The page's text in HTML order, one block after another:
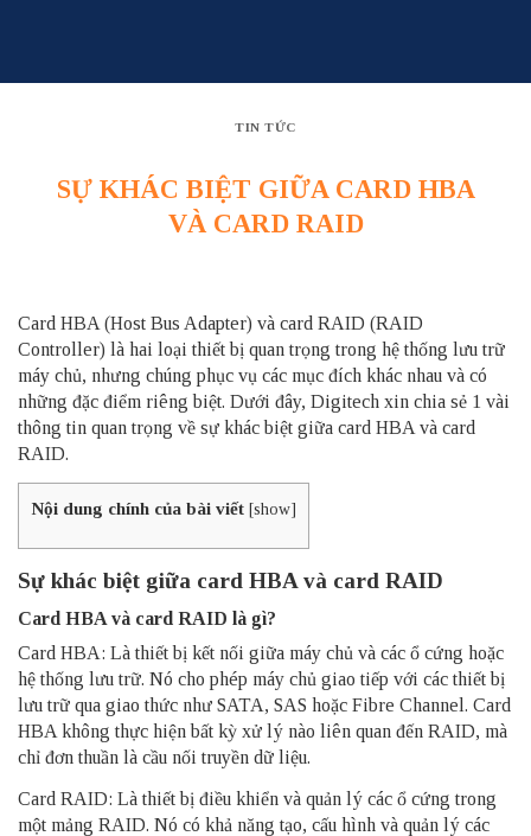
TIN TỨC
SỰ KHÁC BIỆT GIỮA CARD HBA
VÀ CARD RAID
Card HBA (Host Bus Adapter) và card RAID (RAID
Controller) là hai loại thiết bị quan trọng trong hệ thống lưu trữ
máy chủ, nhưng chúng phục vụ các mục đích khác nhau và có
những đặc điểm riêng biệt. Dưới đây, Digitech xin chia sẻ 1 vài
thông tin quan trọng về sự khác biệt giữa card HBA và card
RAID.
Nội dung chính của bài viết [show]
Sự khác biệt giữa card HBA và card RAID
Card HBA và card RAID là gì?
Card HBA: Là thiết bị kết nối giữa máy chủ và các ổ cứng hoặc
hệ thống lưu trữ. Nó cho phép máy chủ giao tiếp với các thiết bị
lưu trữ qua giao thức như SATA, SAS hoặc Fibre Channel. Card
HBA không thực hiện bất kỳ xử lý nào liên quan đến RAID, mà
chỉ đơn thuần là cầu nối truyền dữ liệu.
Card RAID: Là thiết bị điều khiển và quản lý các ổ cứng trong
một mảng RAID. Nó có khả năng tạo, cấu hình và quản lý các